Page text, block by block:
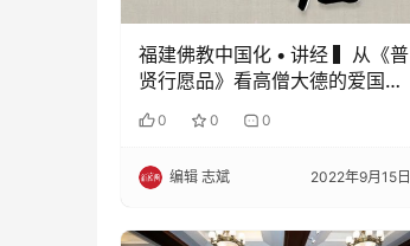
福建佛教中国化 • 讲经 ▍从《普
贤行愿品》看高僧大德的爱国精
0 0 0
编辑 志斌 2022年9月15日